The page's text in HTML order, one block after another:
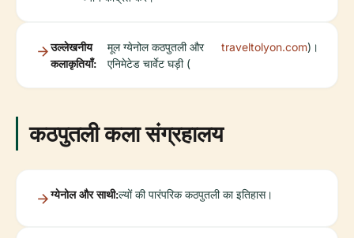
उल्लेखनीय
कलाकृतियाँ:
मूल ग्येनोल कठपुतली और
एनिमेटेड चार्वेट घड़ी (
traveltolyon.com)।
कठपुतली कला संग्रहालय
ग्येनोल और साथी:ल्यों की पारंपरिक कठपुतली का इतिहास।